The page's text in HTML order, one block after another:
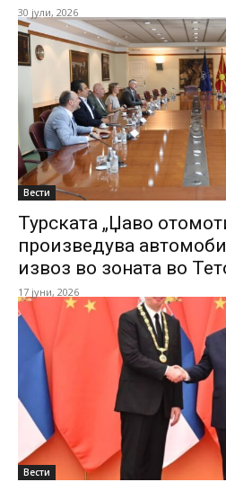
30 јули, 2026
Вести
Турската „Џаво
произведува
извоз во зоната во
17 јуни, 2026
Вести